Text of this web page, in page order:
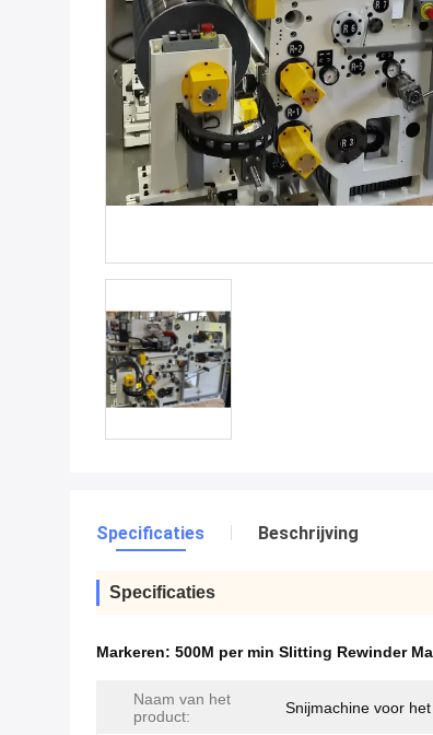
Specificaties Beschrijving
Specificaties
Markeren: 500M per min Slitting Rewinder
Naam van het
product:
Snijmachine voor